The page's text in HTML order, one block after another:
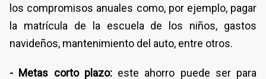
los compromisos anuales como, por ejemplo, pagar
la matrícula de la escuela de los niños, gastos
navideños, mantenimiento del auto, entre otros.
- Metas corto plazo: este ahorro puede ser para